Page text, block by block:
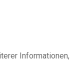
Informationen,